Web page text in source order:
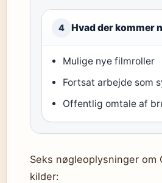
4 Hvad der kommer
Mulige nye filmroller
Fortsat arbejde som
Offentlig omtale af
Seks nøgleoplysninger
kilder: